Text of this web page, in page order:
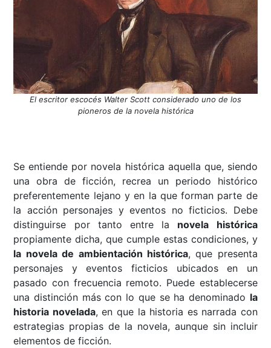
El escritor escocés Walter Scott considerado uno de los
pioneros de la novela histórica
Se entiende por novela histórica aquella que, siendo
una obra de ficción, recrea un periodo histórico
preferentemente lejano y en la que forman parte de
la acción personajes y eventos no ficticios. Debe
distinguirse por tanto entre la novela histórica
propiamente dicha, que cumple estas condiciones, y
la novela de ambientación histórica, que presenta
personajes y eventos ficticios ubicados en un
pasado con frecuencia remoto. Puede establecerse
una distinción más con lo que se ha denominado la
historia novelada, en que la historia es narrada con
estrategias propias de la novela, aunque sin incluir
elementos de ficción.